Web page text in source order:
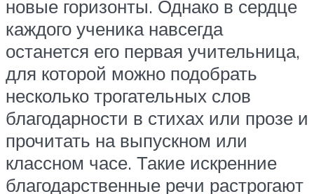
новые горизонты. Однако в сердце
каждого ученика навсегда
останется его первая учительница,
для которой можно подобрать
несколько трогательных слов
благодарности в стихах или прозе и
прочитать на выпускном или
классном часе. Такие искренние
благодарственные речи растрогают